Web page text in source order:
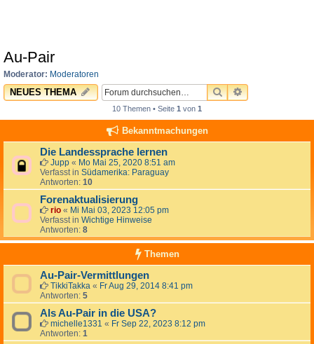
Au-Pair
Moderator: Moderatoren
NEUES THEMA SUCHEERWEITERTE
10 Themen • Seite 1 von 1
Bekanntmachungen
Die Landessprache lernen
Jupp « Mo Mai 25, 2020 8:51 am
Verfasst in Südamerika: Paraguay
Antworten: 10
Forenaktualisierung
rio « Mi Mai 03, 2023 12:05 pm
Verfasst in Wichtige Hinweise
Antworten: 8
Themen
Au-Pair-Vermittlungen
TikkiTakka « Fr Aug 29, 2014 8:41 pm
Antworten: 5
Als Au-Pair in die USA?
michelle1331 « Fr Sep 22, 2023 8:12 pm
Antworten: 1